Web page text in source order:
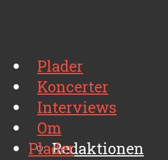
Plader
Koncerter
Interviews
Om
Redaktionen
Plader